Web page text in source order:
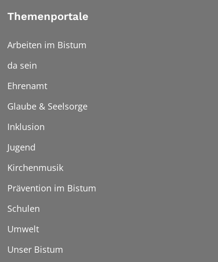
Themenportale
Arbeiten im Bistum
da sein
Ehrenamt
Glaube & Seelsorge
Inklusion
Jugend
Kirchenmusik
Prävention im Bistum
Schulen
Umwelt
Unser Bistum